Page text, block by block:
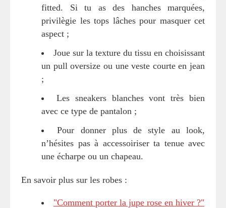
fitted. Si tu as des hanches marquées,
privilègie les tops lâches pour masquer cet
aspect ;
Joue sur la texture du tissu en choisissant
un pull oversize ou une veste courte en jean
;
Les sneakers blanches vont très bien
avec ce type de pantalon ;
Pour donner plus de style au look,
n’hésites pas à accessoiriser ta tenue avec
une écharpe ou un chapeau.
En savoir plus sur les robes :
"Comment porter la jupe rose en hiver ?"